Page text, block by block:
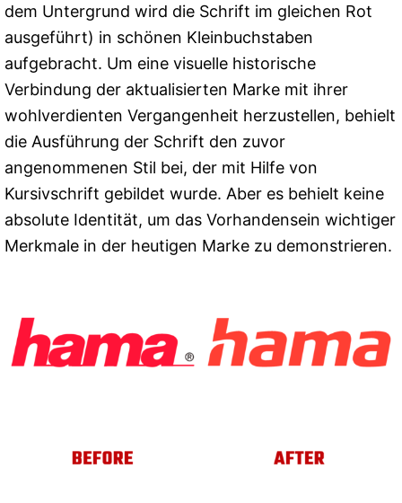
dem Untergrund wird die Schrift im gleichen Rot
ausgeführt) in schönen Kleinbuchstaben
aufgebracht. Um eine visuelle historische
Verbindung der aktualisierten Marke mit ihrer
wohlverdienten Vergangenheit herzustellen, behielt
die Ausführung der Schrift den zuvor
angenommenen Stil bei, der mit Hilfe von
Kursivschrift gebildet wurde. Aber es behielt keine
absolute Identität, um das Vorhandensein wichtiger
Merkmale in der heutigen Marke zu demonstrieren.